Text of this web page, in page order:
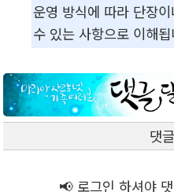
운영 방식에 따라 단장
수 있는 사항으로 이해
댓
📢 로그인 하셔야